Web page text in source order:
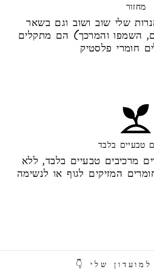
מחזור
שלי שוב ושוב וגם בשאר
השמפו והמרכך) הם מתקלים
חומרי פלסטיק
טבעיים בלבד
מרכיבים טבעיים בלבד, ללא
המזיקים לגוף או לנשימה
שלי 👇